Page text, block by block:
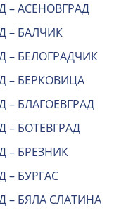
– АСЕНОВГРАД
– БАЛЧИК
– БЕЛОГРАДЧИК
– БЕРКОВИЦА
– БЛАГОЕВГРАД
– БОТЕВГРАД
– БРЕЗНИК
– БУРГАС
– БЯЛА СЛАТИНА